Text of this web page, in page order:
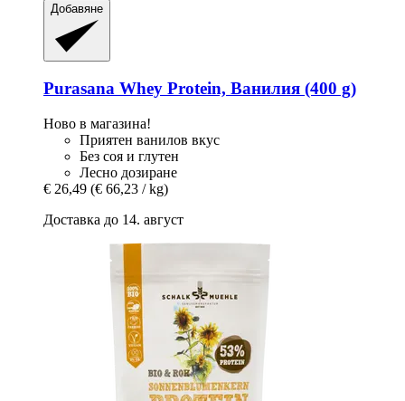
Добавяне
Purasana Whey Protein, Ванилия (400 g)
Ново в магазина!
Приятен ванилов вкус
Без соя и глутен
Лесно дозиране
€ 26,49 (€ 66,23 / kg)
Доставка до 14. август